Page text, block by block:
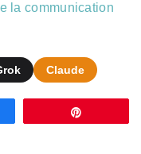
la communication
Claude